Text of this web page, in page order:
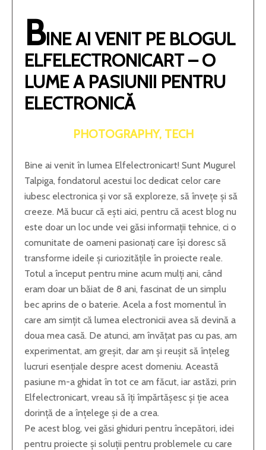
BINE AI VENIT PE BLOGUL
ELFELECTRONICART – O
LUME A PASIUNII PENTRU
ELECTRONICĂ
PHOTOGRAPHY, TECH
Bine ai venit în lumea Elfelectronicart! Sunt Mugurel
Talpiga, fondatorul acestui loc dedicat celor care
iubesc electronica și vor să exploreze, să învețe și să
creeze. Mă bucur că ești aici, pentru că acest blog nu
este doar un loc unde vei găsi informații tehnice, ci o
comunitate de oameni pasionați care își doresc să
transforme ideile și curiozitățile în proiecte reale.
Totul a început pentru mine acum mulți ani, când
eram doar un băiat de 8 ani, fascinat de un simplu
bec aprins de o baterie. Acela a fost momentul în
care am simțit că lumea electronicii avea să devină a
doua mea casă. De atunci, am învățat pas cu pas, am
experimentat, am greșit, dar am și reușit să înțeleg
lucruri esențiale despre acest domeniu. Această
pasiune m-a ghidat în tot ce am făcut, iar astăzi, prin
Elfelectronicart, vreau să îți împărtășesc și ție acea
dorință de a înțelege și de a crea.
Pe acest blog, vei găsi ghiduri pentru începători, idei
pentru proiecte și soluții pentru problemele cu care